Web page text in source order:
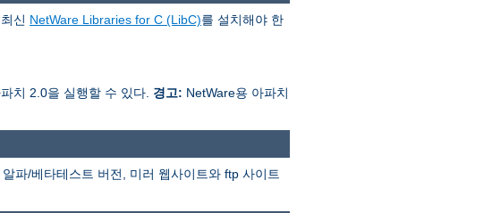
신 NetWare Libraries for C (LibC)를 설치해야 한
치 2.0을 실행할 수 있다. 경고: NetWare용 아파치
파/베타테스트 버전, 미러 웹사이트와 ftp 사이트